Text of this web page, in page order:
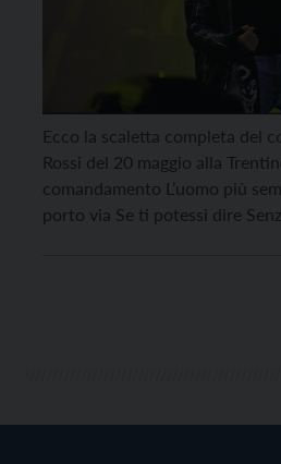
Ecco la scaletta completa del
Rossi del 20 maggio alla
comandamento L’uomo più
porto via Se ti potessi dire